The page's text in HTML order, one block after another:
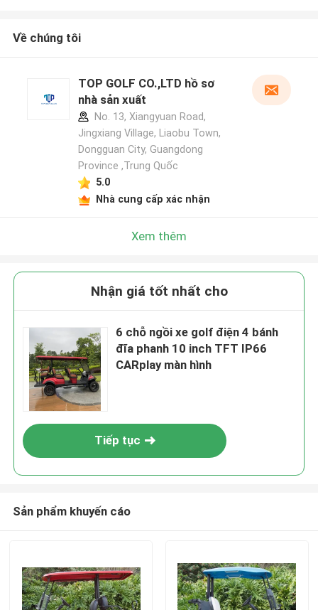
Về chúng tôi
TOP GOLF CO.,LTD hồ sơ
nhà sản xuất
No. 13, Xiangyuan Road,
Jingxiang Village, Liaobu Town,
Dongguan City, Guangdong
Province ,Trung Quốc
5.0
Nhà cung cấp xác nhận
Xem thêm
Nhận giá tốt nhất cho
6 chỗ ngồi xe golf điện 4 bánh
đĩa phanh 10 inch TFT IP66
CARplay màn hình
Tiếp tục
Sản phẩm khuyến cáo